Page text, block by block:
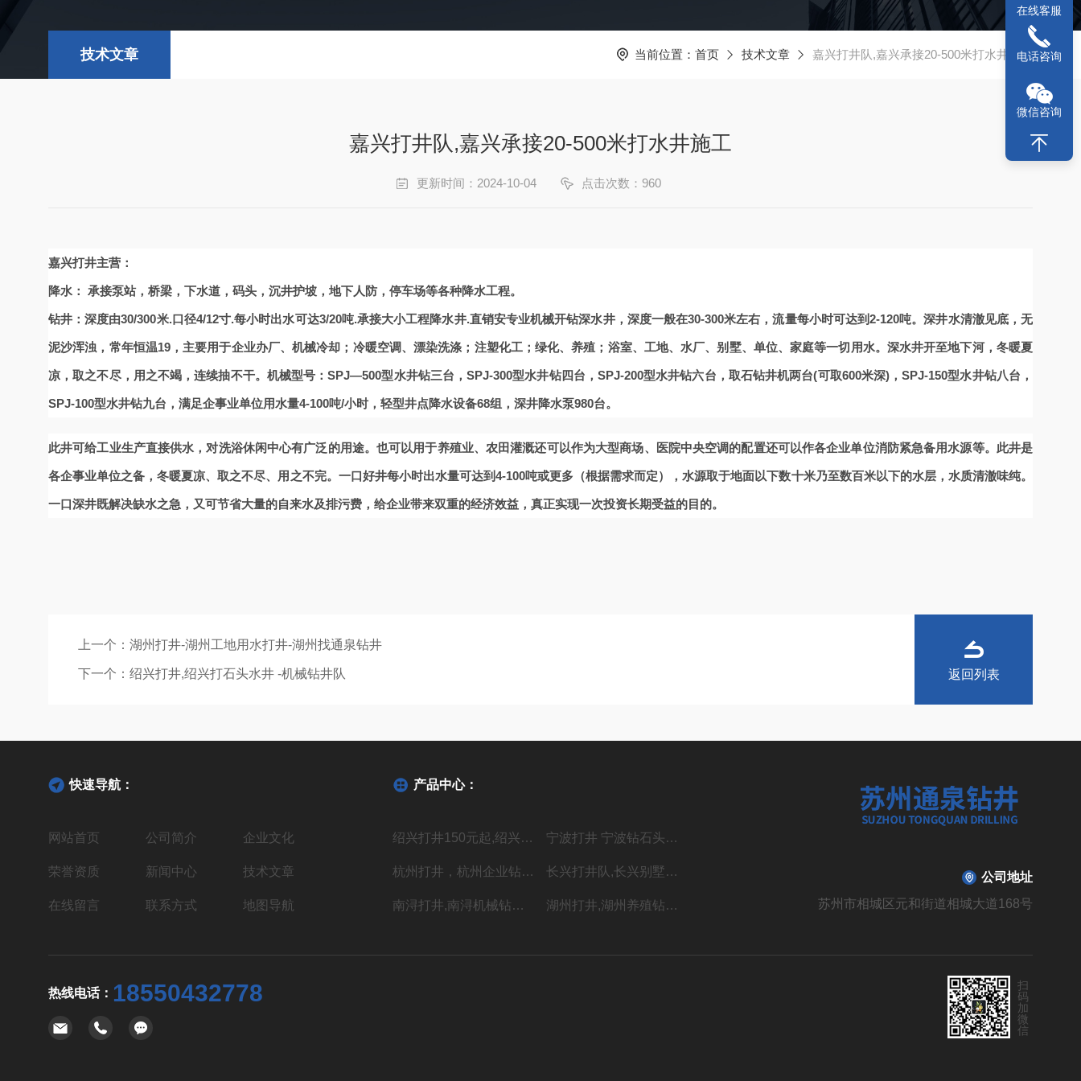
技术文章 当前位置： 首页 技术文章 嘉兴打井队,嘉兴承接20-500米打水井施工
嘉兴打井队,嘉兴承接20-500米打水井施工
更新时间：2024-10-04 点击次数：960
嘉兴打井主营：
降水： 承接泵站，桥梁，下水道，码头，沉井护坡，地下人防，停车场等各种降水工程。
钻井：深度由30/300米.口径4/12寸.每小时出水可达3/20吨.承接大小工程降水井.直销安专业机械开钻深水井，深度一般在30-300米左右，流量每小时可达到2-120吨。深井水清澈见底，无
泥沙浑浊，常年恒温19，主要用于企业办厂、机械冷却；冷暖空调、漂染洗涤；注塑化工；绿化、养殖；浴室、工地、水厂、别墅、单位、家庭等一切用水。深水井开至地下河，冬暖夏
凉，取之不尽，用之不竭，连续抽不干。 机械型号：SPJ—500型水井钻三台，SPJ-300型水井钻四台，SPJ-200型水井钻六台，取石钻井机两台(可取600米深)，SPJ-150型水井钻八台，
SPJ-100型水井钻九台，满足企事业单位用水量4-100吨/小时，轻型井点降水设备68组，深井降水泵980台。
此井可给工业生产直接供水，对洗浴休闲中心有广泛的用途。也可以用于养殖业、农田灌溉还可以作为大型商场、医院中央空调的配置还可以作各企业单位消防紧急备用水源等。此井是
各企事业单位之备，冬暖夏凉、取之不尽、用之不完。一口好井每小时出水量可达到4-100吨或更多（根据需求而定），水源取于地面以下数十米乃至数百米以下的水层，水质清澈味纯。
一口深井既解决缺水之急，又可节省大量的自来水及排污费，给企业带来双重的经济效益，真正实现一次投资长期受益的目的。
上一个： 湖州打井-湖州工地用水打井-湖州找通泉钻井
下一个： 绍兴打井,绍兴打石头水井 -机械钻井队 返回列表
快速导航：
网站首页 公司简介 企业文化
荣誉资质 新闻中心 技术文章
在线留言 联系方式 地图导航
产品中心：
绍兴打井150元起,绍兴机器钻水井施工单位 宁波打井 宁波钻石头井20年经验丰富
杭州打井，杭州企业钻井，上门施工价格低 长兴打井队,长兴别墅打水井,本地专业钻井队
南浔打井,南浔机械钻岩石水深水井 湖州打井,湖州养殖钻岩石井 别墅用水井
公司地址
苏州市相城区元和街道相城大道168号
热线电话： 18550432778
扫
码
加
微
信
在线客服
电话咨询
微信咨询